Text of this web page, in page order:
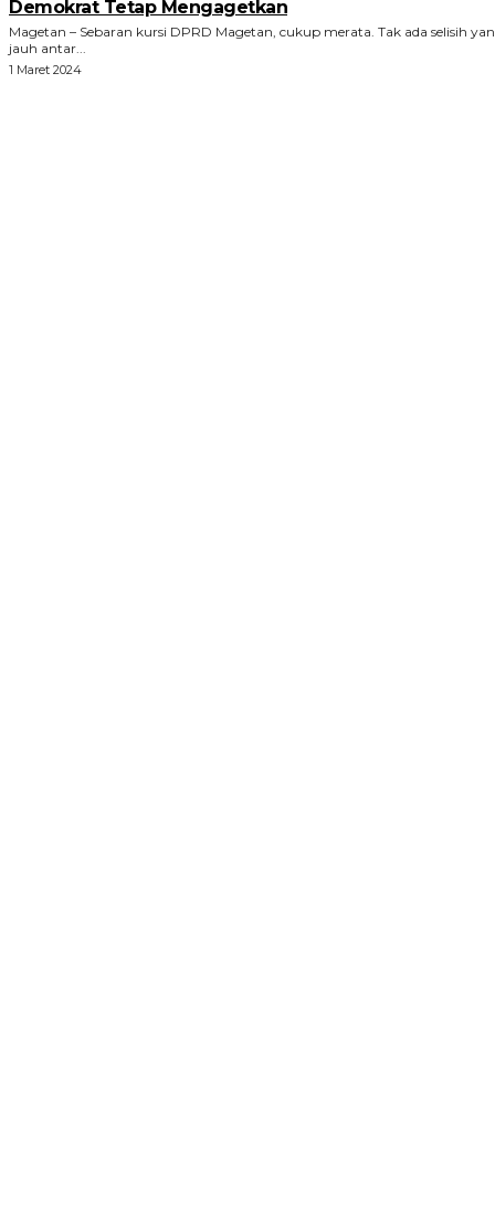
Demokrat Tetap Mengagetkan
Magetan – Sebaran kursi DPRD Magetan, cukup merata. Tak ada selisih
jauh antar...
1 Maret 2024